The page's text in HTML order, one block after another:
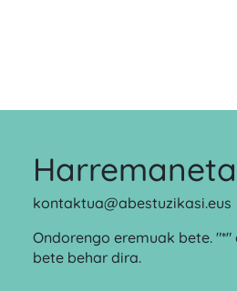
kontaktua@abestuzikasi.eus
Ondorengo eremuak bete.
bete behar dira.